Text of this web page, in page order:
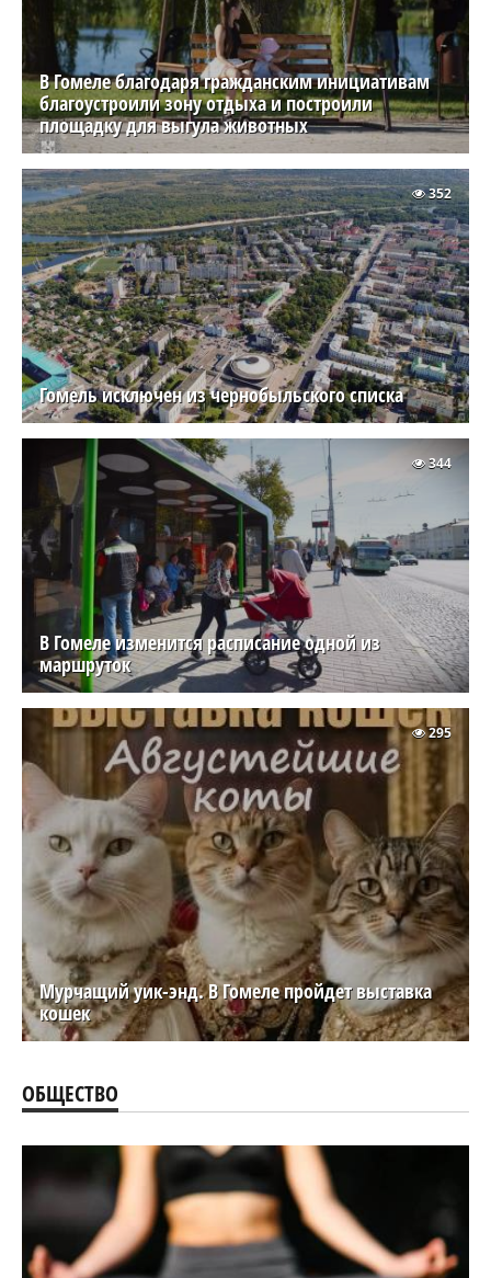
В Гомеле благодаря гражданским инициативам
благоустроили зону отдыха и построили
площадку для выгула животных
Гомель исключен из чернобыльского списка
352
В Гомеле изменится расписание одной из
маршруток
344
Мурчащий уик-энд. В Гомеле пройдет выставка
кошек
295
ОБЩЕСТВО